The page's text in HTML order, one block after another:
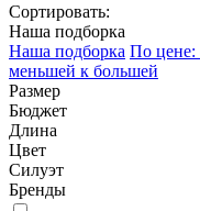
Сортировать:
Наша подборка
Наша подборка По цене:
меньшей к большей
Размер
Бюджет
Длина
Цвет
Силуэт
Бренды